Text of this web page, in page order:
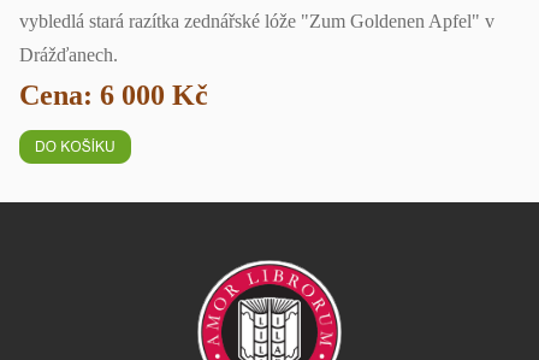
vybledlá stará razítka zednářské lóže "Zum Goldenen Apfel" v
Drážďanech.
Cena: 6 000 Kč